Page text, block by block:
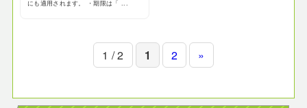
にも適用されます。 ・期限は「 ...
1 / 2 1 2 »